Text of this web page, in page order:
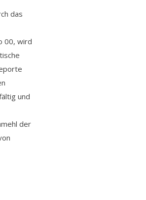
das
00, wird
und
der